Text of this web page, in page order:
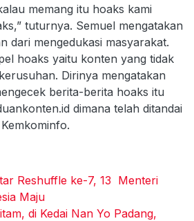
memang itu hoaks kami
tuturnya. Semuel mengatakan
dari mengedukasi masyarakat.
hoaks yaitu konten yang tidak
Dirinya mengatakan
berita-berita hoaks itu
dimana telah ditandai
Reshuffle ke-7, 13 Menteri
Maju
di Kedai Nan Yo Padang,